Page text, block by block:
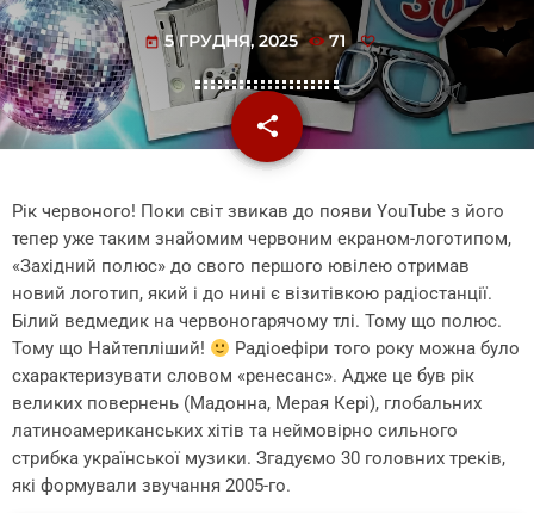
today 5 ГРУДНЯ, 2025 71
share
email
Рік червоного! Поки світ звикав до появи YouTube з його
тепер уже таким знайомим червоним екраном-логотипом,
«Західний полюс» до свого першого ювілею отримав
новий логотип, який і до нині є візитівкою радіостанції.
Білий ведмедик на червоногарячому тлі. Тому що полюс.
Тому що Найтепліший!
Радіоефіри того року можна було
схарактеризувати словом «ренесанс». Адже це був рік
великих повернень (Мадонна, Мерая Кері), глобальних
латиноамериканських хітів та неймовірно сильного
стрибка української музики. Згадуємо 30 головних треків,
які формували звучання 2005-го.